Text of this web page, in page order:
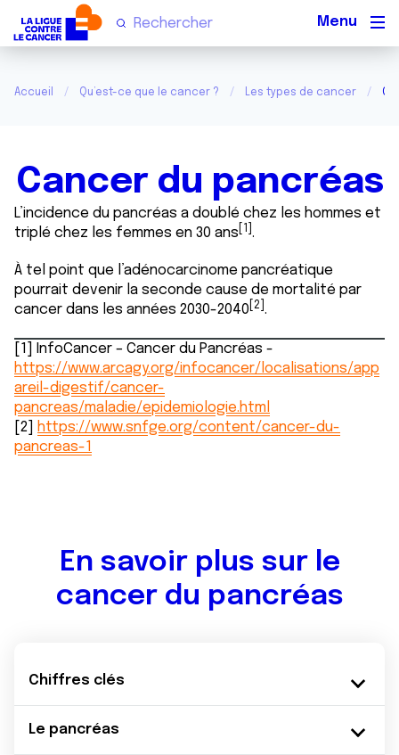
Accueil Qu’est-ce que le cancer ? Les types de cancer
Cancer du pancréas
L’incidence du pancréas a doublé chez les hommes et
triplé chez les femmes en 30 ans
.
À tel point que l’adénocarcinome pancréatique
pourrait devenir la seconde cause de mortalité par
cancer dans les années 2030-2040 [2] .
[1] InfoCancer – Cancer du Pancréas -
https://www.arcagy.org/infocancer/localisations/app
areil-digestif/cancer-
pancreas/maladie/epidemiologie.html
[2]
https://www.snfge.org/content/cancer-du-
pancreas-1
En savoir plus sur le
cancer du pancréas
Chiffres clés
Le pancréas